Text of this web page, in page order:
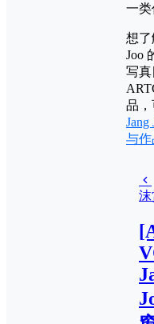
一类
想了
Joo
写
品，
与作
沫